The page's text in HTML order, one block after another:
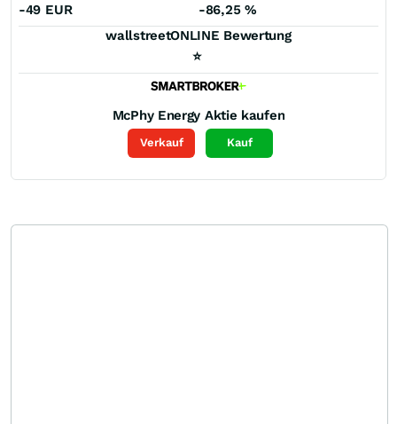
-49 EUR -86,25 %
wallstreetONLINE Bewertung
⭐
McPhy Energy Aktie kaufen
Verkauf Kauf